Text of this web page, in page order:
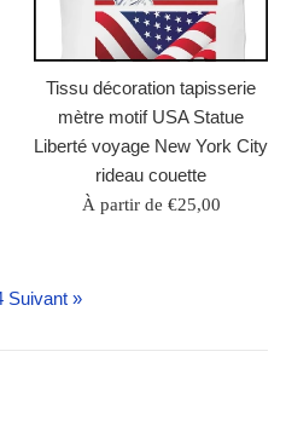
Tissu décoration tapisserie
mètre motif USA Statue
Liberté voyage New York City
rideau couette
À partir de €25,00
Suivant »